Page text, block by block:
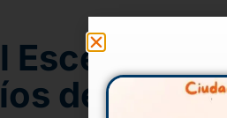
Escenario
de una